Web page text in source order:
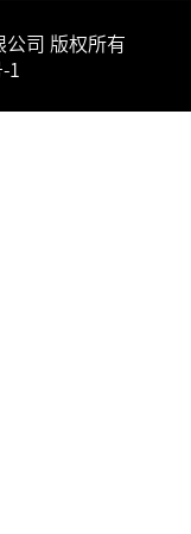
司 版权所有
1